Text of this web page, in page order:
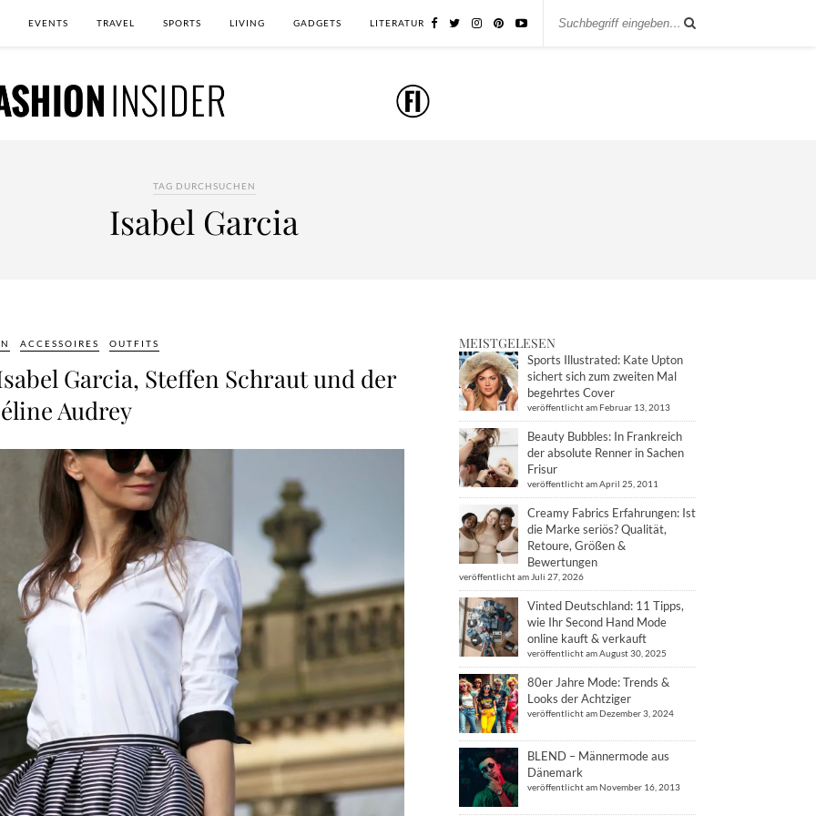
EVENTS TRAVEL SPORTS LIVING GADGETS LITERATUR
TAG DURCHSUCHEN
Isabel Garcia
ACCESSOIRES OUTFITS
Garcia, Steffen Schraut und der
Audrey
MEISTGELESEN
Sports Illustrated: Kate Upton
sichert sich zum zweiten Mal
begehrtes Cover
veröffentlicht am Februar 13, 2013
Beauty Bubbles: In Frankreich
der absolute Renner in Sachen
Frisur
veröffentlicht am April 25, 2011
Creamy Fabrics Erfahrungen: Ist
die Marke seriös? Qualität,
Retoure, Größen &
Bewertungen
veröffentlicht am Juli 27, 2026
Vinted Deutschland: 11 Tipps,
wie Ihr Second Hand Mode
online kauft & verkauft
veröffentlicht am August 30, 2025
80er Jahre Mode: Trends &
Looks der Achtziger
veröffentlicht am Dezember 3, 2024
BLEND – Männermode aus
Dänemark
veröffentlicht am November 16, 2013